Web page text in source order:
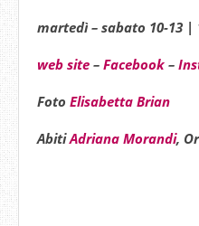
martedì – sabato 10-13 |
web site – Facebook –
Foto Elisabetta Brian
AbitiAdriana Morandi,